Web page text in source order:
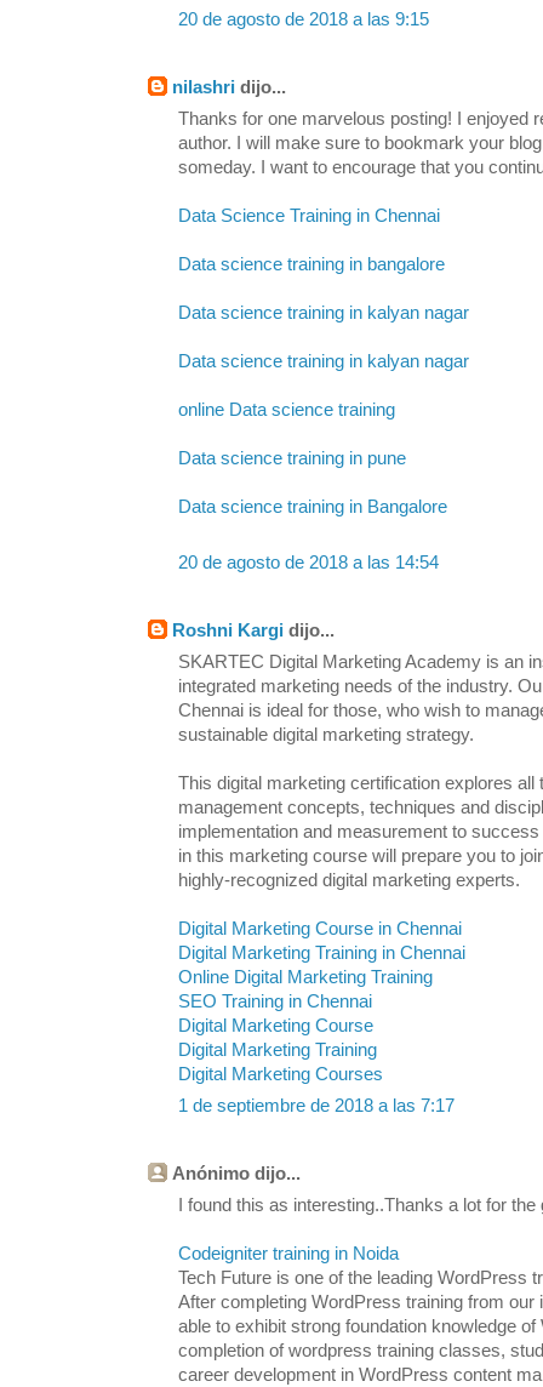
20 de agosto de 2018 a las 9:15
nilashri dijo...
Thanks for one marvelous posting! I enjoyed
author. I will make sure to bookmark your
someday. I want to encourage that you
Data Science Training in Chennai
Data science training in bangalore
Data science training in kalyan nagar
Data science training in kalyan nagar
online Data science training
Data science training in pune
Data science training in Bangalore
20 de agosto de 2018 a las 14:54
Roshni Kargi dijo...
SKARTEC Digital Marketing Academy is an
integrated marketing needs of the industry.
Chennai is ideal for those, who wish to
sustainable digital marketing strategy.
This digital marketing certification explores all
management concepts, techniques and
implementation and measurement to
in this marketing course will prepare you to
highly-recognized digital marketing experts.
Digital Marketing Course in Chennai
Digital Marketing Training in Chennai
Online Digital Marketing Training
SEO Training in Chennai
Digital Marketing Course
Digital Marketing Training
Digital Marketing Courses
1 de septiembre de 2018 a las 7:17
Anónimo dijo...
I found this as interesting..Thanks a lot for
Codeigniter training in Noida
Tech Future is one of the leading WordPress
After completing WordPress training from our
able to exhibit strong foundation knowledge
completion of wordpress training classes,
career development in WordPress content